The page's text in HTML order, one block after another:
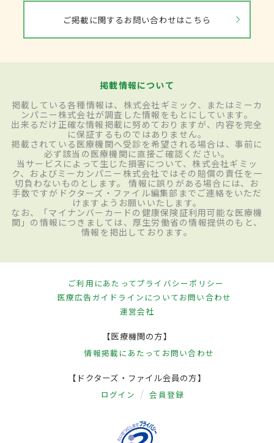
ご掲載に関するお問い合わせはこちら
掲載情報について
掲載している各種情報は、株式会社ギミック、またはミーカ
ンパニー株式会社が調査した情報をもとにしています。
出来るだけ正確な情報掲載に努めておりますが、内容を完全
に保証するものではありません。
掲載されている医療機関へ受診を希望される場合は、事前に
必ず該当の医療機関に直接ご確認ください。
当サービスによって生じた損害について、株式会社ギミッ
ク、およびミーカンパニー株式会社ではその賠償の責任を一
切負わないものとします。 情報に誤りがある場合には、お
手数ですがドクターズ・ファイル編集部までご連絡をいただ
けますようお願いいたします。
なお、「マイナンバーカードの健康保険証利用可能な医療機
関」の情報につきましては、厚生労働省の情報提供のもと、
情報を掲出しております。
ご利用にあたってプライバシーポリシー
医療広告ガイドラインについてお問い合わせ
運営会社
【医療機関の方】
情報掲載にあたって お問い合わせ
【ドクターズ・ファイル会員の方】
ログイン 会員登録